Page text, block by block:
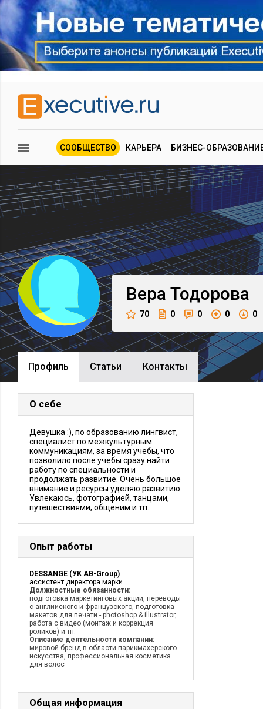
СООБЩЕСТВО КАРЬЕРА БИЗНЕС-
Вера Тодорова
70 0 0 0 0
Профиль Cтатьи Контакты
О себе
Девушка :), по образованию лингвист,
специалист по межкультурным
коммуникациям, за время учебы, что
позволило после учебы сразу найти
работу по специальности и
продолжать развитие. Очень большое
внимание и ресурсы уделяю развитию.
Увлекаюсь, фотографией, танцами,
путешествиями, общеним и тп.
Опыт работы
DESSANGE (УК AB-Group)
ассистент директора марки
Должностные обязанности:
подготовка маркетинговых акций, переводы
с английского и французского, подготовка
макетов для печати - photoshop & illustrator,
работа с видео (монтаж и коррекция
роликов) и тп.
Описание деятельности компании:
мировой бренд в области парикмахерского
искусства, профессиональная косметика
для волос
Общая информация